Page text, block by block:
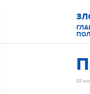
01